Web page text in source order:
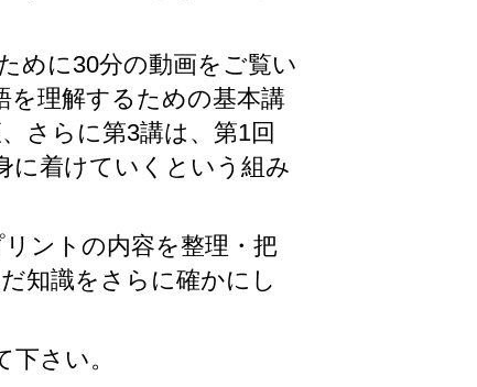
めに30分の動画をご覧い
を理解するための基本講
さらに第3講は、第1回
に着けていくという組み
ントの内容を整理・把
知識をさらに確かにし
さい。